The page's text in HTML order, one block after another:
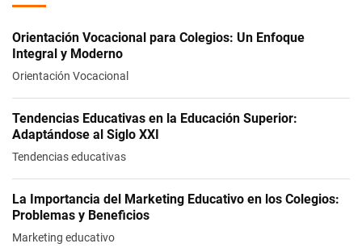
Orientación Vocacional para Colegios: Un Enfoque
Integral y Moderno
Orientación Vocacional
Tendencias Educativas en la Educación Superior:
Adaptándose al Siglo XXI
Tendencias educativas
La Importancia del Marketing Educativo en los Colegios:
Problemas y Beneficios
Marketing educativo